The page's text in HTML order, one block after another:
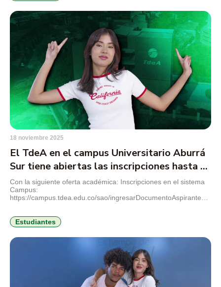
18 noviembre 2025
El TdeA en el campus Universitario Aburrá
Sur tiene abiertas las inscripciones hasta el
8 de diciembre
Con la siguiente oferta académica: Inscripciones en el sistema
Campus:
https://campus.tdea.edu.co/sao/
Estudiantes